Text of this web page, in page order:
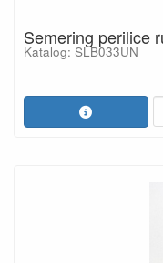
Semering perilice
Katalog: SLB033UN